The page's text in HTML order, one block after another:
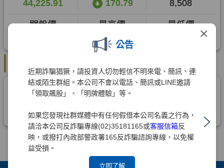
×
公告
近期詐騙猖獗，請投資人切勿輕信不明來電、簡訊、連
結或陌生群組。本公司不會以電話、簡訊或LINE邀請
「領取飆股」、「明牌體驗」等。
如果您發現社群媒體中有任何假借本公司名義之行為，
請洽本公司反詐騙專線(02)35181165或客服信箱反
映，或撥打內政部警政署165反詐騙諮詢專線，以免權
益受損。
立即了解